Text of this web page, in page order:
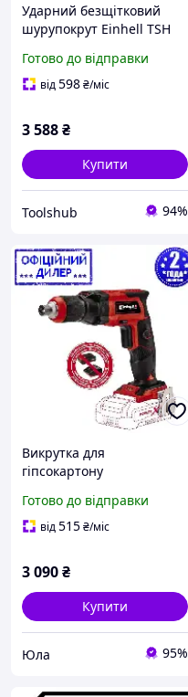
Ударний безщітковий
шурупокрут Einhell TSH
В, двошвидкісний, Без
АКБ)
Готово до відправки
від598₴/міс
3 588₴
Купити
Toolshub 94%
Викрутка для
гіпсокартону
TE-DY 18 Li-Solo (18 В, Без
АКБ)
Готово до відправки
від515₴/міс
3 090₴
Купити
Юла 95%